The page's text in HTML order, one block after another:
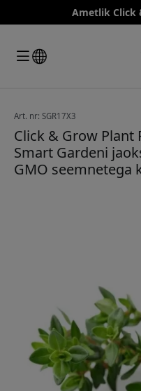
Ametlik Click
Art. nr: SGR17X3
Click & Grow Plant
Smart Gardeni
GMO seemnetega